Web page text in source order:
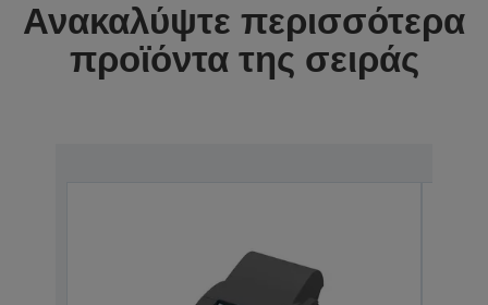
Ανακαλύψτε περισσότερα
προϊόντα της σειράς